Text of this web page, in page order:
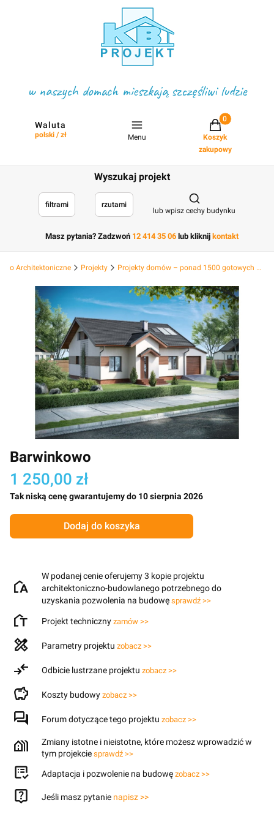
w naszych domach mieszkają szczęśliwi ludzie
Waluta
polski / zł Menu
Projekty w
Koszyk
zakupowy
Wyszukaj projekt
filtrami rzutami
Otwórz
lub wpisz cechy budynku
Masz pytania? Zadzwoń 12 414 35 06 lub kliknij kontakt
Architektoniczne Projekty Projekty domów – ponad 1500 gotowych projektów
Barwinkowo
1 250,00 zł
Tak niską cenę gwarantujemy do 10 sierpnia 2026
Dodaj do koszyka
W podanej cenie oferujemy 3 kopie projektu
architektoniczno-budowlanego potrzebnego do
uzyskania pozwolenia na budowę sprawdź >>
Projekt techniczny zamów >>
Parametry projektu zobacz >>
Odbicie lustrzane projektu zobacz >>
Koszty budowy zobacz >>
Forum dotyczące tego projektu zobacz >>
Zmiany istotne i nieistotne, które możesz wprowadzić w
tym projekcie sprawdź >>
Adaptacja i pozwolenie na budowę zobacz >>
Jeśli masz pytanie napisz >>